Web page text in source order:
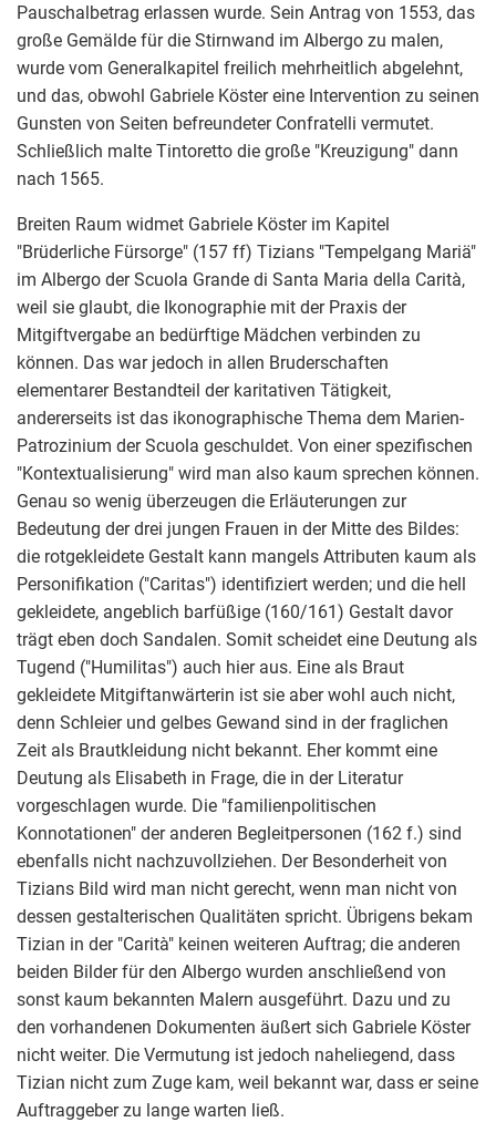
Pauschalbetrag erlassen wurde. Sein Antrag von 1553, das
große Gemälde für die Stirnwand im Albergo zu malen,
wurde vom Generalkapitel freilich mehrheitlich abgelehnt,
und das, obwohl Gabriele Köster eine Intervention zu seinen
Gunsten von Seiten befreundeter Confratelli vermutet.
Schließlich malte Tintoretto die große "Kreuzigung" dann
nach 1565.
Breiten Raum widmet Gabriele Köster im Kapitel
"Brüderliche Fürsorge" (157 ff) Tizians "Tempelgang Mariä"
im Albergo der Scuola Grande di Santa Maria della Carità,
weil sie glaubt, die Ikonographie mit der Praxis der
Mitgiftvergabe an bedürftige Mädchen verbinden zu
können. Das war jedoch in allen Bruderschaften
elementarer Bestandteil der karitativen Tätigkeit,
andererseits ist das ikonographische Thema dem Marien-
Patrozinium der Scuola geschuldet. Von einer spezifischen
"Kontextualisierung" wird man also kaum sprechen können.
Genau so wenig überzeugen die Erläuterungen zur
Bedeutung der drei jungen Frauen in der Mitte des Bildes:
die rotgekleidete Gestalt kann mangels Attributen kaum als
Personifikation ("Caritas") identifiziert werden; und die hell
gekleidete, angeblich barfüßige (160/161) Gestalt davor
trägt eben doch Sandalen. Somit scheidet eine Deutung als
Tugend ("Humilitas") auch hier aus. Eine als Braut
gekleidete Mitgiftanwärterin ist sie aber wohl auch nicht,
denn Schleier und gelbes Gewand sind in der fraglichen
Zeit als Brautkleidung nicht bekannt. Eher kommt eine
Deutung als Elisabeth in Frage, die in der Literatur
vorgeschlagen wurde. Die "familienpolitischen
Konnotationen" der anderen Begleitpersonen (162 f.) sind
ebenfalls nicht nachzuvollziehen. Der Besonderheit von
Tizians Bild wird man nicht gerecht, wenn man nicht von
dessen gestalterischen Qualitäten spricht. Übrigens bekam
Tizian in der "Carità" keinen weiteren Auftrag; die anderen
beiden Bilder für den Albergo wurden anschließend von
sonst kaum bekannten Malern ausgeführt. Dazu und zu
den vorhandenen Dokumenten äußert sich Gabriele Köster
nicht weiter. Die Vermutung ist jedoch naheliegend, dass
Tizian nicht zum Zuge kam, weil bekannt war, dass er seine
Auftraggeber zu lange warten ließ.